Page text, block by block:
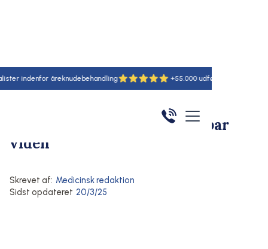
åreknudebehandling
+55.000 udførte behandlinger
Hjem/Artikler/Her
Åreknudebehandling - brugbar
viden
Skrevet af: Medicinsk redaktion
Sidst opdateret 20/3/25